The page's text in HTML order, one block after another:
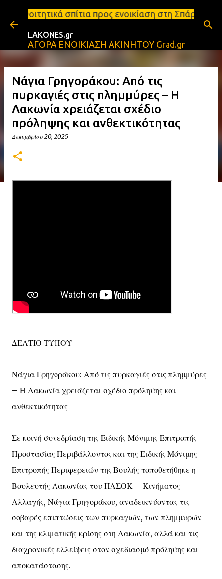
Μετάβαση στο κύριο περιεχόμενο
προς ενοικίαση στη Σπάρτη Ενοικιάσεις
LAKONES.gr
ΑΓΟΡΑ ΕΝΟΙΚΙΑΣΗ ΑΚΙΝΗΤΟΥ Grad.gr
Νάγια Γρηγοράκου: Από τις
πυρκαγιές στις πλημμύρες – Η
Λακωνία χρειάζεται σχέδιο
πρόληψης και ανθεκτικότητας
Δεκεμβρίου 20, 2025
ΔΕΛΤΙΟ ΤΥΠΟΥ
Νάγια Γρηγοράκου: Από τις πυρκαγιές στις πλημμύρες
– Η Λακωνία χρειάζεται σχέδιο πρόληψης και
ανθεκτικότητας
Σε κοινή συνεδρίαση της Ειδικής Μόνιμης Επιτροπής
Προστασίας Περιβάλλοντος και της Ειδικής Μόνιμης
Επιτροπής Περιφερειών της Βουλής τοποθετήθηκε η
Βουλευτής Λακωνίας του ΠΑΣΟΚ – Κινήματος
Αλλαγής, Νάγια Γρηγοράκου, αναδεικνύοντας τις
σοβαρές επιπτώσεις των πυρκαγιών, των πλημμυρών
και της κλιματικής κρίσης στη Λακωνία, αλλά και τις
διαχρονικές ελλείψεις στον σχεδιασμό πρόληψης και
αποκατάστασης.